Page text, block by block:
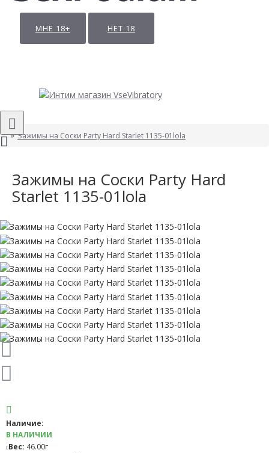
МНЕ 18+ НЕТ 18
Зажимы на Cоски Party Hard Starlet 1135-01lola
Зажимы на Cоски Party Hard
Starlet 1135-01lola
Наличие:
В НАЛИЧИИ
Вес: 46.00г